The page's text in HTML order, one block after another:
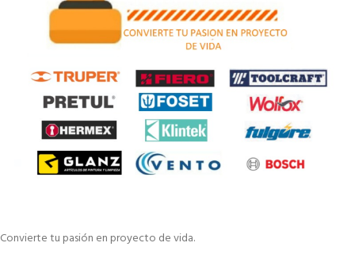
Convierte tu pasión en proyecto de vida.